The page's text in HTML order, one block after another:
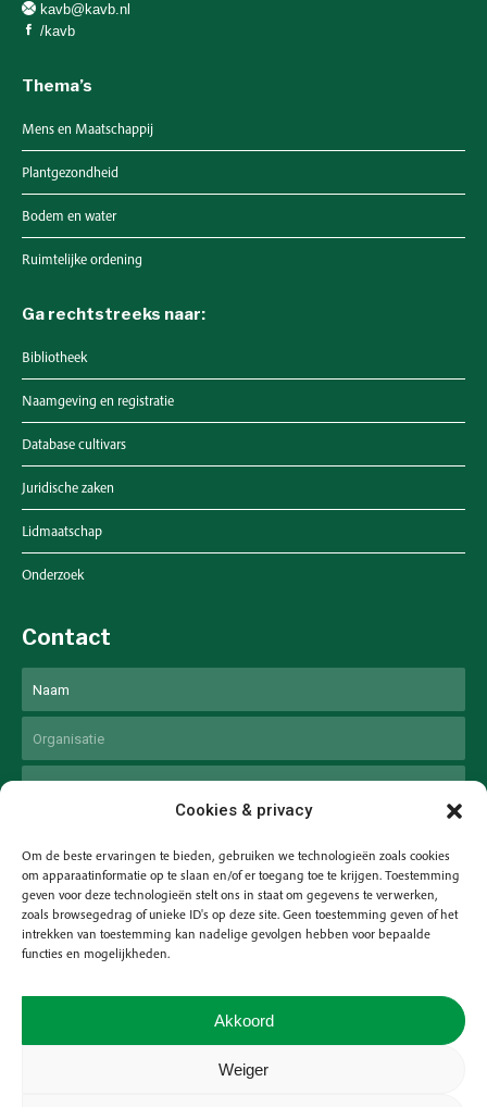
Cookies & privacy
Om de beste ervaringen te bieden, gebruiken we technologieën zoals cookies
om apparaatinformatie op te slaan en/of er toegang toe te krijgen. Toestemming
geven voor deze technologieën stelt ons in staat om gegevens te verwerken,
zoals browsegedrag of unieke ID's op deze site. Geen toestemming geven of het
intrekken van toestemming kan nadelige gevolgen hebben voor bepaalde
functies en mogelijkheden.
Akkoord
Weiger
kavb@kavb.nl
/kavb
Thema’s
Mens en Maatschappij
Plantgezondheid
Bodem en water
Ruimtelijke ordening
Ga rechtstreeks naar:
Bibliotheek
Naamgeving en registratie
Database cultivars
Juridische zaken
Lidmaatschap
Onderzoek
Contact
Voornaam
Email
Untitled